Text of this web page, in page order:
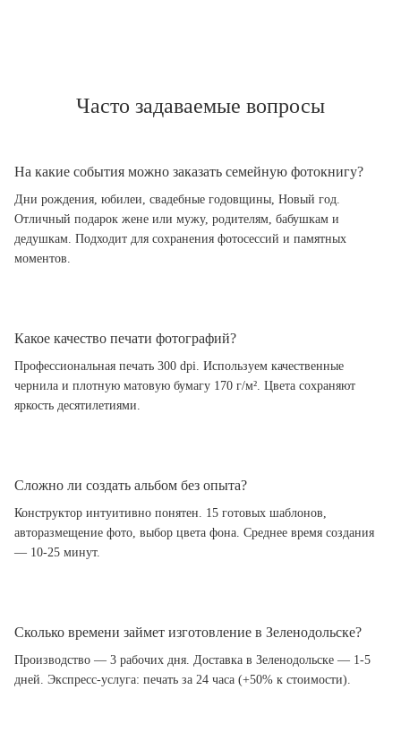
Часто задаваемые вопросы
На какие события можно заказать семейную фотокнигу?
Дни рождения, юбилеи, свадебные годовщины, Новый год.
Отличный подарок жене или мужу, родителям, бабушкам и
дедушкам. Подходит для сохранения фотосессий и памятных
моментов.
Какое качество печати фотографий?
Профессиональная печать 300 dpi. Используем качественные
чернила и плотную матовую бумагу 170 г/м². Цвета сохраняют
яркость десятилетиями.
Сложно ли создать альбом без опыта?
Конструктор интуитивно понятен. 15 готовых шаблонов,
авторазмещение фото, выбор цвета фона. Среднее время создания
— 10-25 минут.
Сколько времени займет изготовление в Зеленодольске?
Производство — 3 рабочих дня. Доставка в Зеленодольске — 1-5
дней. Экспресс-услуга: печать за 24 часа (+50% к стоимости).